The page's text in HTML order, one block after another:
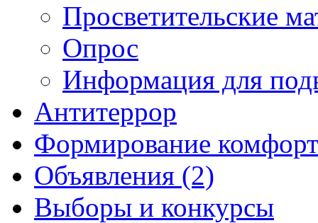
Просветительские
Опрос
Информация для
Антитеррор
Формирование
Объявления (2)
Выборы и конкурсы